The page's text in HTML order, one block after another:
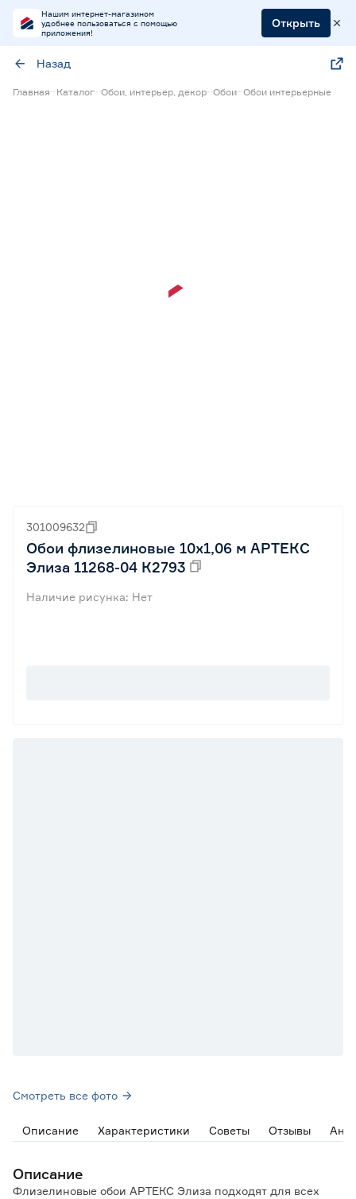
Нашим интернет-магазином
удобнее пользоваться с помощью
приложения!
Открыть
Назад
Главная Каталог Обои, интерьер, декор Обои Обои интерьерные
301009632
Обои флизелиновые 10х1,06 м АРТЕКС
Элиза 11268-04 К2793
Наличие рисунка: Нет
Смотреть все фото
Описание Характеристики Советы Отзывы
Описание
Флизелиновые обои АРТЕКС Элиза подходят для всех